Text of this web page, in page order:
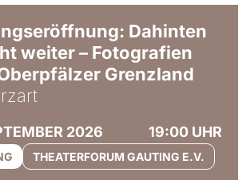
Dahinten
weiter – Fotografien
Grenzland
2026 19:00 UHR
THEATERFORUM GAUTING E.V.